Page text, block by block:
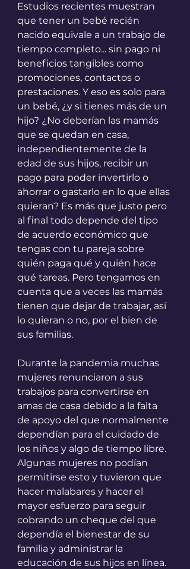
Estudios recientes muestran
que tener un bebé recién
nacido equivale a un trabajo de
tiempo completo... sin pago ni
beneficios tangibles como
promociones, contactos o
prestaciones. Y eso es solo para
un bebé, ¿y si tienes más de un
hijo? ¿No deberían las mamás
que se quedan en casa,
independientemente de la
edad de sus hijos, recibir un
pago para poder invertirlo o
ahorrar o gastarlo en lo que ellas
quieran? Es más que justo pero
al final todo depende del tipo
de acuerdo económico que
tengas con tu pareja sobre
quién paga qué y quién hace
qué tareas. Pero tengamos en
cuenta que a veces las mamás
tienen que dejar de trabajar, así
lo quieran o no, por el bien de
sus familias.
Durante la pandemia muchas
mujeres renunciaron a sus
trabajos para convertirse en
amas de casa debido a la falta
de apoyo del que normalmente
dependían para el cuidado de
los niños y algo de tiempo libre.
Algunas mujeres no podían
permitirse esto y tuvieron que
hacer malabares y hacer el
mayor esfuerzo para seguir
cobrando un cheque del que
dependía el bienestar de su
familia y administrar la
educación de sus hijos en línea.